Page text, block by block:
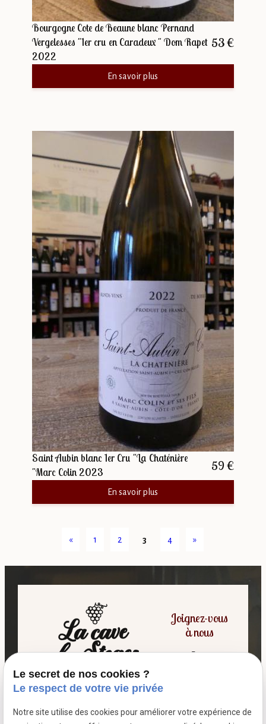
Bourgogne Cote de Beaune blanc Pernand
Vergelesses "1er cru en Caradeux " Dom Rapet
2022
53 €
En savoir plus
Saint Aubin blanc 1er Cru "La Chaténière
"Marc Colin 2023
59 €
En savoir plus
« 1 2 3 4 »
Joignez-vous
à nous
7 passage fleuri
Le secret de nos cookies ?
Le respect de votre vie privée
Notre site utilise des cookies pour améliorer votre expérience de